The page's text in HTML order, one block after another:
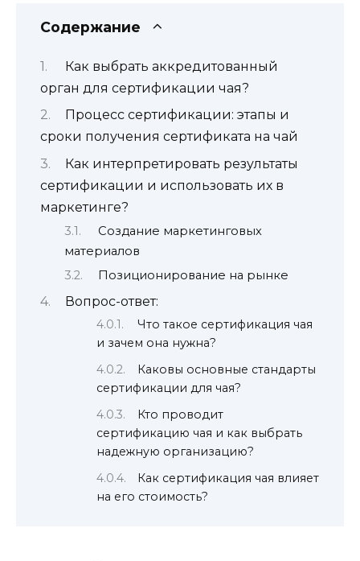
Содержание
Как выбрать аккредитованный
орган для сертификации чая?
Процесс сертификации: этапы и
сроки получения сертификата на чай
Как интерпретировать результаты
сертификации и использовать их в
маркетинге?
Создание маркетинговых
материалов
Позиционирование на рынке
Вопрос-ответ:
Что такое сертификация чая
и зачем она нужна?
Каковы основные стандарты
сертификации для чая?
Кто проводит
сертификацию чая и как выбрать
надежную организацию?
Как сертификация чая влияет
на его стоимость?